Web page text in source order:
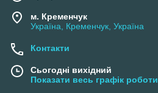
м. Кременчук
Україна, Кременчук, Україна
Контакти
Сьогодні вихідний
Показати весь графік роботи